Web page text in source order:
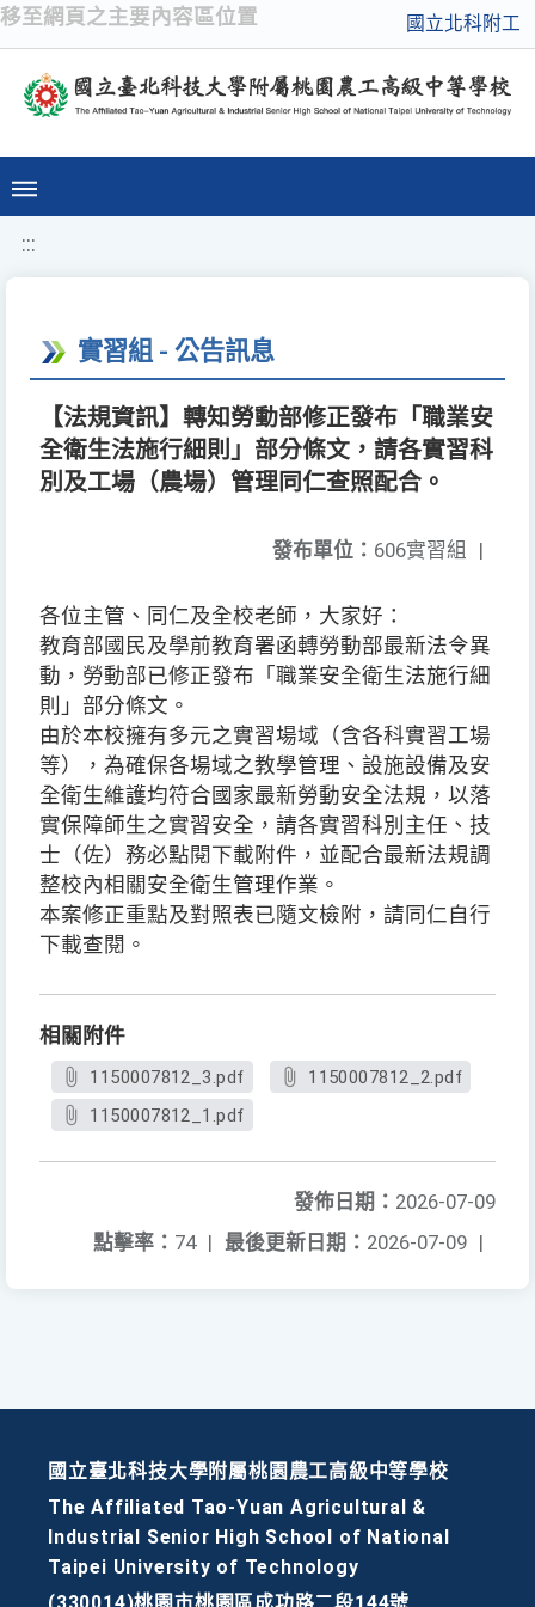
移至網頁之主要內容區位置 國立北科附工
:::
實習組 - 公告訊息
【法規資訊】轉知勞動部修正發布「職業安
全衛生法施行細則」部分條文，請各實習科
別及工場（農場）管理同仁查照配合。
發布單位： 606實習組 |
各位主管、同仁及全校老師，大家好：
教育部國民及學前教育署函轉勞動部最新法令異
動，勞動部已修正發布「職業安全衛生法施行細
則」部分條文。
由於本校擁有多元之實習場域（含各科實習工場
等），為確保各場域之教學管理、設施設備及安
全衛生維護均符合國家最新勞動安全法規，以落
實保障師生之實習安全，請各實習科別主任、技
士（佐）務必點閱下載附件，並配合最新法規調
整校內相關安全衛生管理作業。
本案修正重點及對照表已隨文檢附，請同仁自行
下載查閱。
相關附件
1150007812_3.pdf
1150007812_2.pdf
1150007812_1.pdf
發佈日期： 2026-07-09
最後更新日期： 2026-07-09 |
點擊率： 74 |
國立臺北科技大學附屬桃園農工高級中等學校
The Affiliated Tao-Yuan Agricultural &
Industrial Senior High School of National
Taipei University of Technology